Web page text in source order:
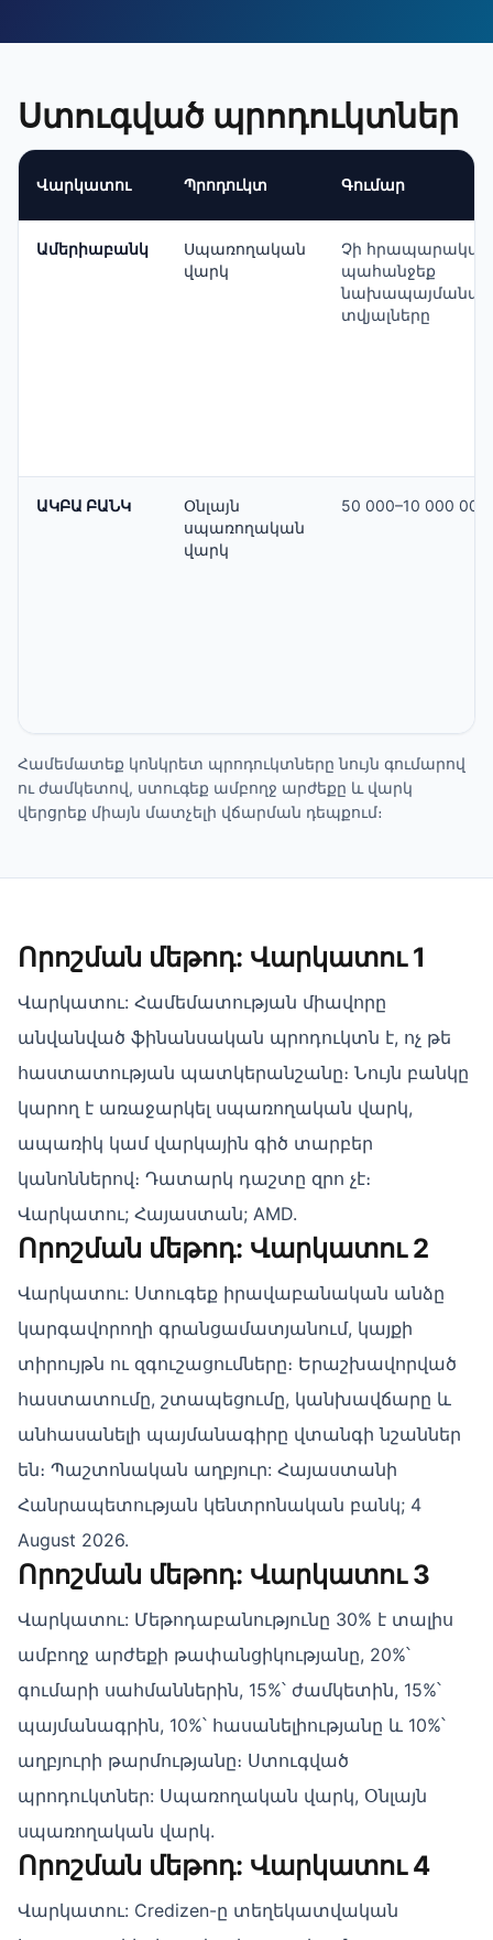
Ստուգված պրոդուկտներ
Վարկատու Պրոդուկտ Գումար
Ամերիաբանկ
Սպառողական
վարկ
Չի
պահանջեք
տվյալները
ԱԿԲԱ ԲԱՆԿ
Օնլայն
սպառողական
վարկ
50 000–10 000 000
Համեմատեք կոնկրետ պրոդուկտները նույն գումարով
ու ժամկետով, ստուգեք ամբողջ արժեքը և վարկ
վերցրեք միայն մատչելի վճարման դեպքում։
Որոշման մեթոդ: Վարկատու 1
Վարկատու: Համեմատության միավորը
անվանված ֆինանսական պրոդուկտն է, ոչ թե
հաստատության պատկերանշանը։ Նույն բանկը
կարող է առաջարկել սպառողական վարկ,
ապառիկ կամ վարկային գիծ տարբեր
կանոններով։ Դատարկ դաշտը զրո չէ։
Վարկատու; Հայաստան; AMD.
Որոշման մեթոդ: Վարկատու 2
Վարկատու: Ստուգեք իրավաբանական անձը
կարգավորողի գրանցամատյանում, կայքի
տիրույթն ու զգուշացումները։ Երաշխավորված
հաստատումը, շտապեցումը, կանխավճարը և
անհասանելի պայմանագիրը վտանգի նշաններ
են։ Պաշտոնական աղբյուր: Հայաստանի
Հանրապետության կենտրոնական բանկ; 4
August 2026.
Որոշման մեթոդ: Վարկատու 3
Վարկատու: Մեթոդաբանությունը 30% է տալիս
ամբողջ արժեքի թափանցիկությանը, 20%՝
գումարի սահմաններին, 15%՝ ժամկետին, 15%՝
պայմանագրին, 10%՝ հասանելիությանը և 10%՝
աղբյուրի թարմությանը։ Ստուգված
պրոդուկտներ: Սպառողական վարկ, Օնլայն
սպառողական վարկ.
Որոշման մեթոդ: Վարկատու 4
Վարկատու: Credizen-ը տեղեկատվական